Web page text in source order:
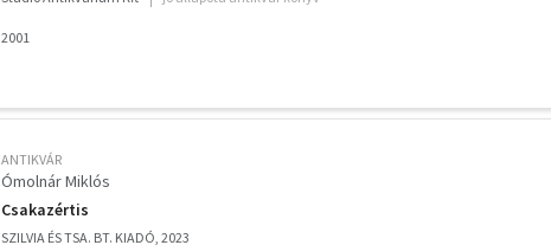
2001
ANTIKVÁR
Ómolnár Miklós
Csakazértis
SZILVIA ÉS TSA. BT. KIADÓ, 2023